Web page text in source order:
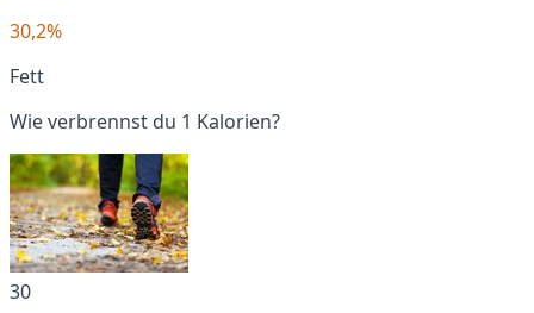
30,2%
Fett
Wie verbrennst du 1 Kalorien?
30